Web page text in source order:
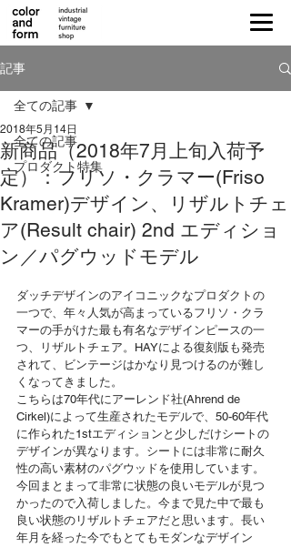
記事
全ての記事
プロダクト特集
全ての記事
新商品（2018年7月上旬入荷予
定）：フリソ・クラマー(Friso
Kramer)デザイン、リザルトチェ
ア(Result chair) 2nd エディショ
ン／パグウッドモデル
2018年5月14日
ダッチデザインのアイコニックなプロダクトの
一つで、年々人気が高まっているフリソ・クラ
マーの手がけた最も有名なデザインピースの一
つ、リザルトチェア。HAYによる復刻版も発売
されて、ビンテージはかなり見つけるのが難し
くなってきました。
こちらは70年代にアーレンド社(Ahrend de
Cirkel)によって生産されたモデルで、50-60年代
に作られた1stエディションと少しだけシートの
デザインが異なります。シートには非常に耐久
性の高い素材のパグウッドを使用しています。
今回まとまって非常に状態の良いモデルが見つ
かったので入荷しました。今まで見た中で最も
良い状態のリザルトチェアだと思います。長い
年月を経った今でもとてもモダンなデザイン